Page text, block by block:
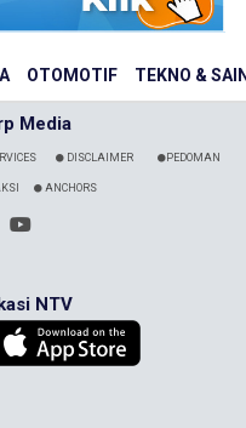
OTOMOTIF TEKNO &
Media
DISCLAIMER PEDOMAN
ANCHORS
NTV